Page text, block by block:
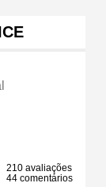
210 avaliações
44 comentários